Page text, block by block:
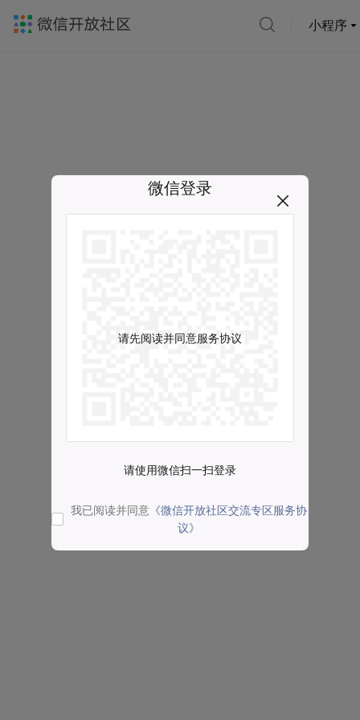
小程序
微信登录
请先阅读并同意服务协议
请使用微信扫一扫登录
我已阅读并同意 《微信开放社区交流专区服务协
议》